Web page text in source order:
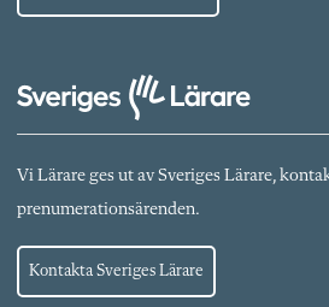
Vi Lärare ges ut av Sveriges Lärare,
prenumerationsärenden.
Kontakta Sveriges Lärare